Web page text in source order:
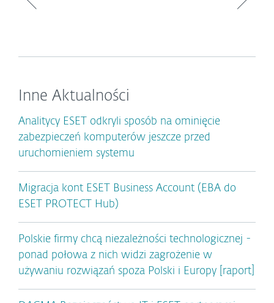
Inne Aktualności
Analitycy ESET odkryli sposób na ominięcie
zabezpieczeń komputerów jeszcze przed
uruchomieniem systemu
Migracja kont ESET Business Account (EBA do
ESET PROTECT Hub)
Polskie firmy chcą niezależności technologicznej -
ponad połowa z nich widzi zagrożenie w
używaniu rozwiązań spoza Polski i Europy [raport]